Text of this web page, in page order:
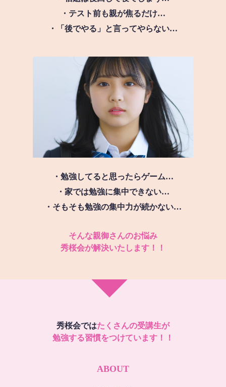
・テスト前も親が焦るだけ…
・「後でやる」と言ってやらない…
・勉強してると思ったらゲーム…
・家では勉強に集中できない…
・そもそも勉強の集中力が続かない…
そんな親御さんのお悩み
秀桜会が解決いたします！！
秀桜会ではたくさんの受講生が
勉強する習慣をつけています！！
ABOUT